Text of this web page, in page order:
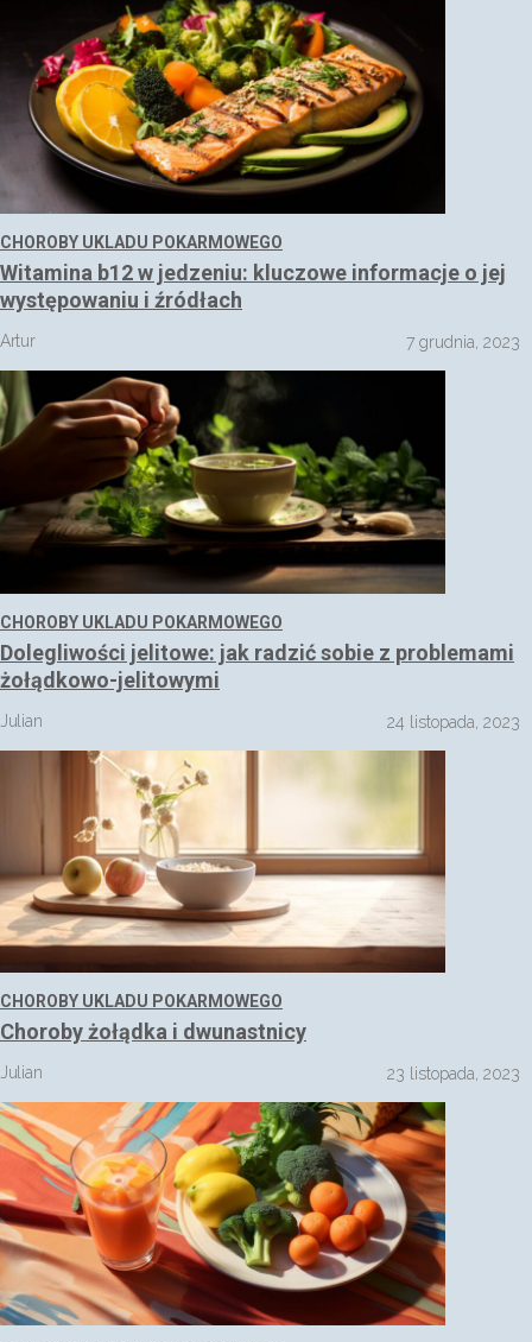
CHOROBY UKLADU POKARMOWEGO
Witamina b12 w jedzeniu: kluczowe informacje o jej
występowaniu i źródłach
Artur 7 grudnia, 2023
CHOROBY UKLADU POKARMOWEGO
Dolegliwości jelitowe: jak radzić sobie z problemami
żołądkowo-jelitowymi
Julian 24 listopada, 2023
CHOROBY UKLADU POKARMOWEGO
Choroby żołądka i dwunastnicy
Julian 23 listopada, 2023